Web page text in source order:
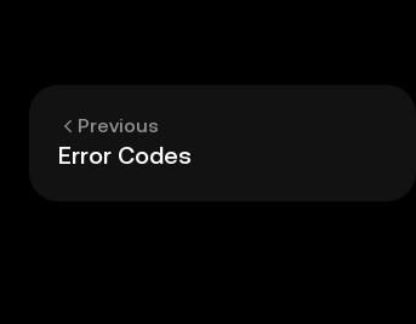
Previous
Error Codes